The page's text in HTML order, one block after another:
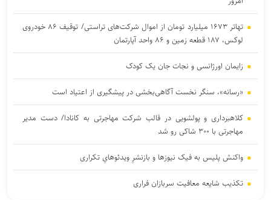
تهاتر ۱۶۷۳ میلیارد تومان از اموال شرکت‌های تراستی/ توقیف ۸۶ خودروی
لوکس، ۱۸۷ قطعه زمین و ۸۶ واحد آپارتمان
زایمان اورژانسی و نجات جان یک کودک
«رسانه»، سنگر نخست آگاهی‌بخشی در پیشگیری از اعتیاد است
کلاهبرداری و پولشویی در قالب شرکت مهاجرتی به کانادا/ دست مدیر
مهاجرتی با ۳۰۰ شاکی رو شد
واکنش پلیس به فیک نیوزها و بازنشرِ ویدئوهایِ تکراری
تکذیب شایعه معافیت سربازان فراری